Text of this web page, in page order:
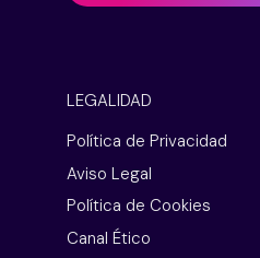
LEGALIDAD
Política de Privacidad
Aviso Legal
Política de Cookies
Canal Ético